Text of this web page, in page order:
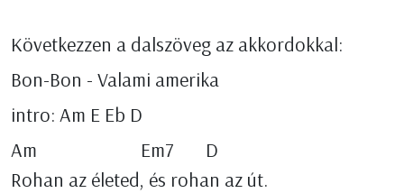
Következzen a dalszöveg az akkordokkal:
Bon-Bon - Valami amerika
intro: Am E Eb D
Am Em7 D
Rohan az életed, és rohan az út.